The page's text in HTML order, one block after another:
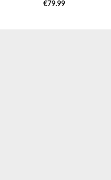
€79.99